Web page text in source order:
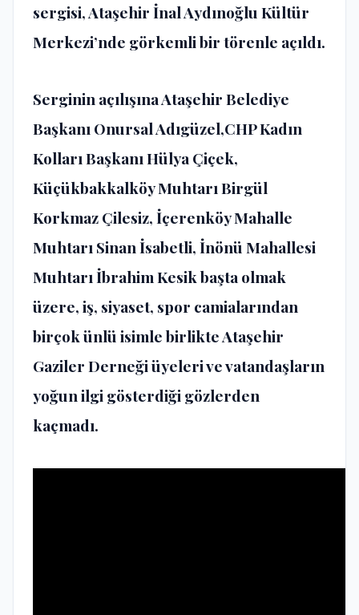
sergisi, Ataşehir İnal Aydınoğlu Kültür
Merkezi’nde görkemli bir törenle açıldı.
Serginin açılışına Ataşehir Belediye
Başkanı Onursal Adıgüzel,CHP Kadın
Kolları Başkanı Hülya Çiçek,
Küçükbakkalköy Muhtarı Birgül
Korkmaz Çilesiz, İçerenköy Mahalle
Muhtarı Sinan İsabetli, İnönü Mahallesi
Muhtarı İbrahim Kesik başta olmak
üzere, iş, siyaset, spor camialarından
birçok ünlü isimle birlikte Ataşehir
Gaziler Derneği üyeleri ve vatandaşların
yoğun ilgi gösterdiği gözlerden
kaçmadı.